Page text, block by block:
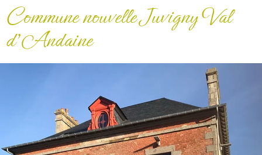
Commune nouvelle Juvigny Val
d’Andaine